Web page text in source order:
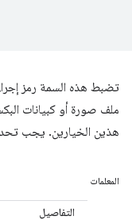
تضبط هذه السمة رمز
ملف صورة أو كبيانات
هذين الخيارين. يجب
المعلمات
التفاصيل